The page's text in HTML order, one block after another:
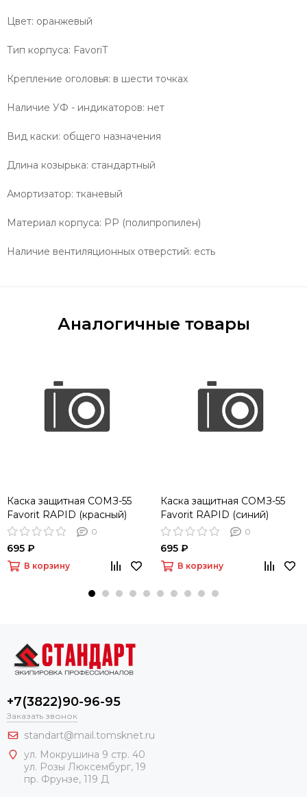
Цвет: оранжевый
Тип корпуса: FavoriT
Крепление оголовья: в шести точках
Наличие УФ - индикаторов: нет
Вид каски: общего назначения
Длина козырька: стандартный
Амортизатор: тканевый
Материал корпуса: PP (полипропилен)
Наличие вентиляционных отверстий: есть
Аналогичные товары
Каска защитная СОМЗ-55
Favorit RAPID (красный)
0
695 ₽
В корзину
Каска защитная СОМЗ-55
Favorit RAPID (синий)
0
695 ₽
В корзину
+7(3822)90-96-95
Заказать звонок
standart@mail.tomsknet.ru
ул. Мокрушина 9 стр. 40
ул. Розы Люксембург, 19
пр. Фрунзе, 119 Д